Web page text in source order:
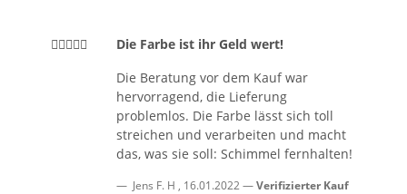
Die Farbe ist ihr Geld wert!
Die Beratung vor dem Kauf war
hervorragend, die Lieferung
problemlos. Die Farbe lässt sich toll
streichen und verarbeiten und macht
das, was sie soll: Schimmel fernhalten!
Jens F. H , 16.01.2022 Verifizierter Kauf